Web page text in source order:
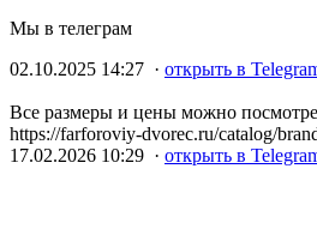
Мы в телеграм
02.10.2025 14:27 · открыть в
Все размеры и цены можно
https://farforoviy-dvorec.ru/catalog/
17.02.2026 10:29 · открыть в